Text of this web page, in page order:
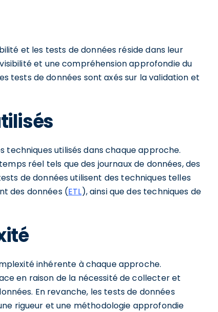
et les tests de données réside dans leur
et une compréhension approfondie du
tests de données sont axés sur la validation et
techniques utilisés dans chaque approche.
réel tels que des journaux de données, des
de données utilisent des techniques telles
des données (ETL), ainsi que des techniques de
inhérente à chaque approche.
en raison de la nécessité de collecter et
En revanche, les tests de données
rigueur et une méthodologie approfondie